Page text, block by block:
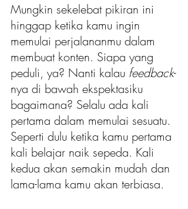
Mungkin sekelebat pikiran ini
hinggap ketika kamu ingin
memulai perjalananmu dalam
membuat konten. Siapa yang
peduli, ya? Nanti kalau feedback-
nya di bawah ekspektasiku
bagaimana? Selalu ada kali
pertama dalam memulai sesuatu.
Seperti dulu ketika kamu pertama
kali belajar naik sepeda. Kali
kedua akan semakin mudah dan
lama-lama kamu akan terbiasa.